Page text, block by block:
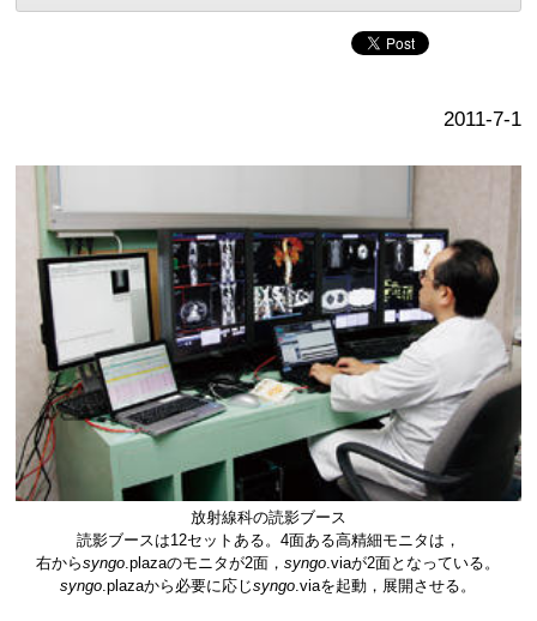
2011-7-1
放射線科の読影ブース
読影ブースは12セットある。4面ある高精細モニタは，
右からsyngo.plazaのモニタが2面，syngo.viaが2面となっている。
syngo.plazaから必要に応じsyngo.viaを起動，展開させる。